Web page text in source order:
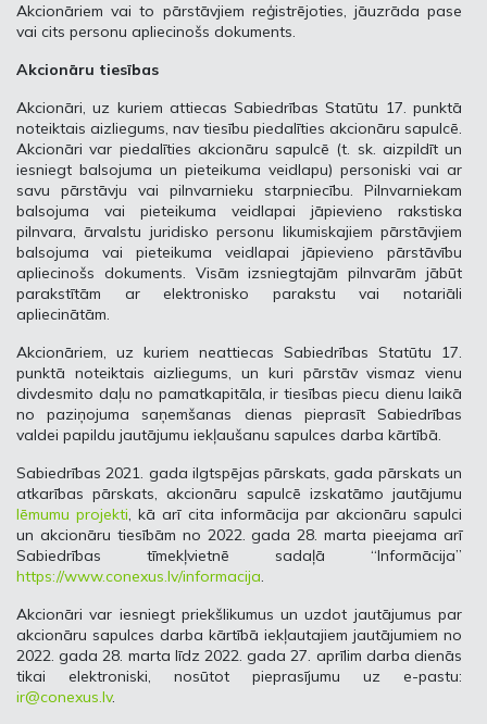
Akcionāriem vai to pārstāvjiem reģistrējoties, jāuzrāda pase
vai cits personu apliecinošs dokuments.
Akcionāru tiesības
Akcionāri, uz kuriem attiecas Sabiedrības Statūtu 17. punktā
noteiktais aizliegums, nav tiesību piedalīties akcionāru sapulcē.
Akcionāri var piedalīties akcionāru sapulcē (t. sk. aizpildīt un
iesniegt balsojuma un pieteikuma veidlapu) personiski vai ar
savu pārstāvju vai pilnvarnieku starpniecību. Pilnvarniekam
balsojuma vai pieteikuma veidlapai jāpievieno rakstiska
pilnvara, ārvalstu juridisko personu likumiskajiem pārstāvjiem
balsojuma vai pieteikuma veidlapai jāpievieno pārstāvību
apliecinošs dokuments. Visām izsniegtajām pilnvarām jābūt
parakstītām ar elektronisko parakstu vai notariāli
apliecinātām.
Akcionāriem, uz kuriem neattiecas Sabiedrības Statūtu 17.
punktā noteiktais aizliegums, un kuri pārstāv vismaz vienu
divdesmito daļu no pamatkapitāla, ir tiesības piecu dienu laikā
no paziņojuma saņemšanas dienas pieprasīt Sabiedrības
valdei papildu jautājumu iekļaušanu sapulces darba kārtībā.
Sabiedrības 2021. gada ilgtspējas pārskats, gada pārskats un
atkarības pārskats, akcionāru sapulcē izskatāmo jautājumu
lēmumu projekti, kā arī cita informācija par akcionāru sapulci
un akcionāru tiesībām no 2022. gada 28. marta pieejama arī
Sabiedrības tīmekļvietnē sadaļā “Informācija”
https://www.conexus.lv/informacija.
Akcionāri var iesniegt priekšlikumus un uzdot jautājumus par
akcionāru sapulces darba kārtībā iekļautajiem jautājumiem no
2022. gada 28. marta līdz 2022. gada 27. aprīlim darba dienās
tikai elektroniski, nosūtot pieprasījumu uz e-pastu:
ir@conexus.lv.